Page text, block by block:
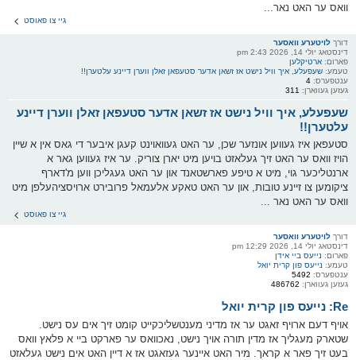
וואס ער האט נאר...
גיי צו פאוסט
דורך לויטערע וואסער
דינסטאג יולי 14, 2026 2:43 pm
פארום: ארטיקלען
טעמע: שעפעלע, איך וויל נישט אז זשאן אדער סטעפאן זאלן ווערן דיינע עלטערן!!
ענטפערס: 4
געזען געווארן: 311
שעפעלע, איך וויל נישט אז זשאן אדער סטעפאן זאלן ווערן דיינע
עלטערן!!
סטעפאן איז געווען אונזער שכן, ער האט געוואוינט קעגן איבער די גאס אין א שיין
הויז וואס ער האט זיך געלאזט בויען מיט יארן צוריק. ער איז געווען גאר א
ארנטליכער גוי, מיט א טיפע פארשטאנד און ער האט געגליכן ווען מ'דארף
ציקומען צו זיינע טובות, און ער האט טאקע אלעמאל פרובירט ארויסציהעלפן מיט
וואס ער האט נאר ...
גיי צו פאוסט
דורך לויטערע וואסער
דינסטאג יולי 14, 2026 12:29 pm
פארום: נייעס ביי אידן
טעמע: נייעס פון קרית יואל
ענטפערס: 5492
געזען געווארן: 486762
Re: נייעס פון קרית יואל
אויף דעם ארויף זאגט ער אז מדיני מענטשליכקייט קומט זיך אים עס נישט.
שטארק מעגליך אז מדין תורה אויך נישט, נאכוואס ער פארקט ביי א פלאץ וואס
בעט זיך פאר א קראך. מיר האט איינער געזאגט אז א דיין האט אים נישט געלאזט